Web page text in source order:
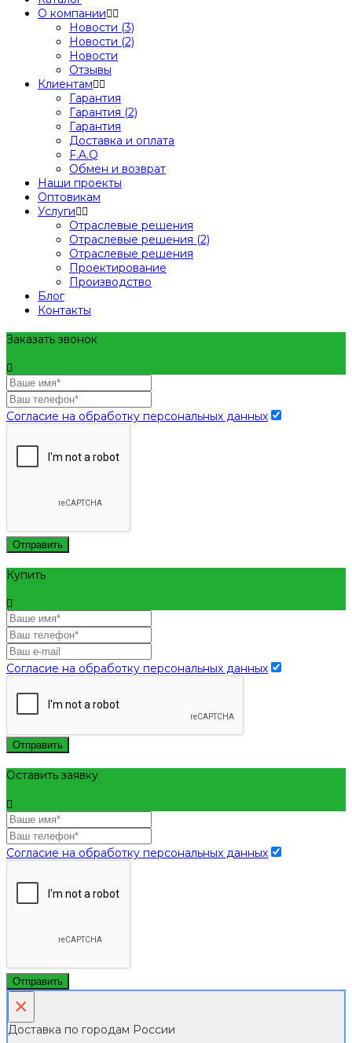
О компании
Новости (3)
Новости (2)
Новости
Отзывы
Клиентам
Гарантия
Гарантия (2)
Гарантия
Доставка и оплата
F.A.Q
Обмен и возврат
Наши проекты
Оптовикам
Услуги
Отраслевые решения
Отраслевые решения (2)
Отраслевые решения
Проектирование
Производство
Блог
Контакты
Заказать звонок
Согласие на обработку персональных данных
Отправить
Купить
Согласие на обработку персональных данных
Отправить
Оставить заявку
Согласие на обработку персональных данных
Отправить
×
Доставка по городам России